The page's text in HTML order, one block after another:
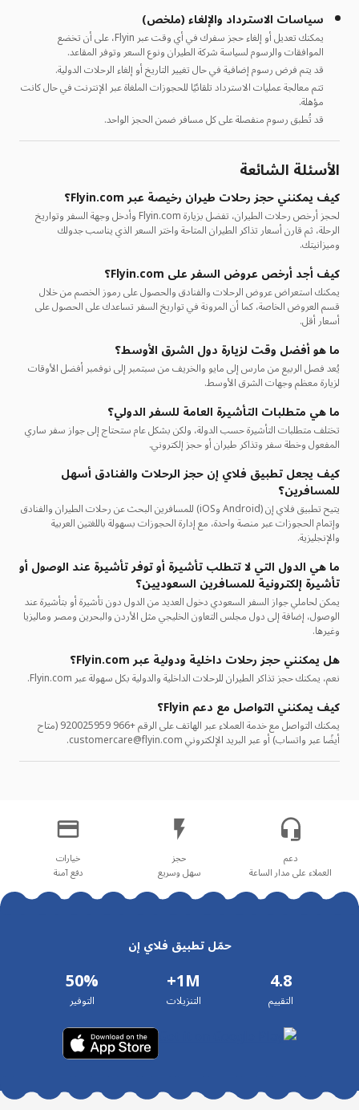
سياسات الاسترداد والإلغاء (ملخص)
يمكنك تعديل أو إلغاء حجز سفرك في أي وقت عبر Flyin، على أن تخضع
الموافقات والرسوم لسياسة شركة الطيران ونوع السعر وتوفر المقاعد.
قد يتم فرض رسوم إضافية في حال تغيير التاريخ أو إلغاء الرحلات الدولية.
تتم معالجة عمليات الاسترداد تلقائيًا للحجوزات الملغاة عبر الإنترنت في حال كانت
مؤهلة.
قد تُطبق رسوم منفصلة على كل مسافر ضمن الحجز الواحد.
الأسئلة الشائعة
كيف يمكنني حجز رحلات طيران رخيصة عبر Flyin.com؟
لحجز أرخص رحلات الطيران، تفضل بزيارة Flyin.com وأدخل وجهة السفر وتواريخ
الرحلة، ثم قارن أسعار تذاكر الطيران المتاحة واختر السعر الذي يناسب جدولك
وميزانيتك.
كيف أجد أرخص عروض السفر على Flyin.com؟
يمكنك استعراض عروض الرحلات والفنادق والحصول على رموز الخصم من خلال
قسم العروض الخاصة، كما أن المرونة في تواريخ السفر تساعدك على الحصول على
أسعار أقل.
ما هو أفضل وقت لزيارة دول الشرق الأوسط؟
يُعد فصل الربيع من مارس إلى مايو والخريف من سبتمبر إلى نوفمبر أفضل الأوقات
لزيارة معظم وجهات الشرق الأوسط.
ما هي متطلبات التأشيرة العامة للسفر الدولي؟
تختلف متطلبات التأشيرة حسب الدولة، ولكن بشكل عام ستحتاج إلى جواز سفر ساري
المفعول وخطة سفر وتذاكر طيران أو حجز إلكتروني.
كيف يجعل تطبيق فلاي إن حجز الرحلات والفنادق أسهل
للمسافرين؟
يتيح تطبيق فلاي إن (Android وiOS) للمسافرين البحث عن رحلات الطيران والفنادق
وإتمام الحجوزات عبر منصة واحدة، مع إدارة الحجوزات بسهولة باللغتين العربية
والإنجليزية.
ما هي الدول التي لا تتطلب تأشيرة أو توفر تأشيرة عند الوصول أو
تأشيرة إلكترونية للمسافرين السعوديين؟
يمكن لحاملي جواز السفر السعودي دخول العديد من الدول دون تأشيرة أو بتأشيرة عند
الوصول، إضافة إلى دول مجلس التعاون الخليجي مثل الأردن والبحرين ومصر وماليزيا
وغيرها.
هل يمكنني حجز رحلات داخلية ودولية عبر Flyin.com؟
نعم، يمكنك حجز تذاكر الطيران للرحلات الداخلية والدولية بكل سهولة عبر Flyin.com.
كيف يمكنني التواصل مع دعم Flyin؟
يمكنك التواصل مع خدمة العملاء عبر الهاتف على الرقم +966 920025959 (متاح
أيضًا عبر واتساب) أو عبر البريد الإلكتروني customercare@flyin.com.
دعم
العملاء على مدار الساعة
حجز
سهل وسريع
خيارات
دفع آمنة
حمّل تطبيق فلاي إن
4.8
التقييم
1M+
التنزيلات
50%
التوفير